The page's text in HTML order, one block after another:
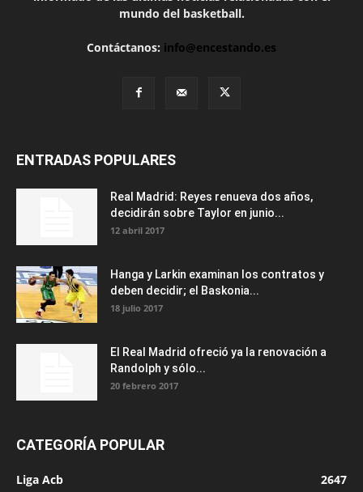
mundo del basketball.
Contáctanos: info@encestando.es
ENTRADAS POPULARES
Real Madrid: Reyes renueva dos años,
decidirán sobre Taylor en junio...
12 abril 2017
Hanga y Larkin examinan los contratos y
deben decidir; el Baskonia...
18 julio 2017
El Real Madrid ofreció ya la renovación a
Randolph y sólo...
20 febrero 2017
CATEGORÍA POPULAR
Liga Acb 2647